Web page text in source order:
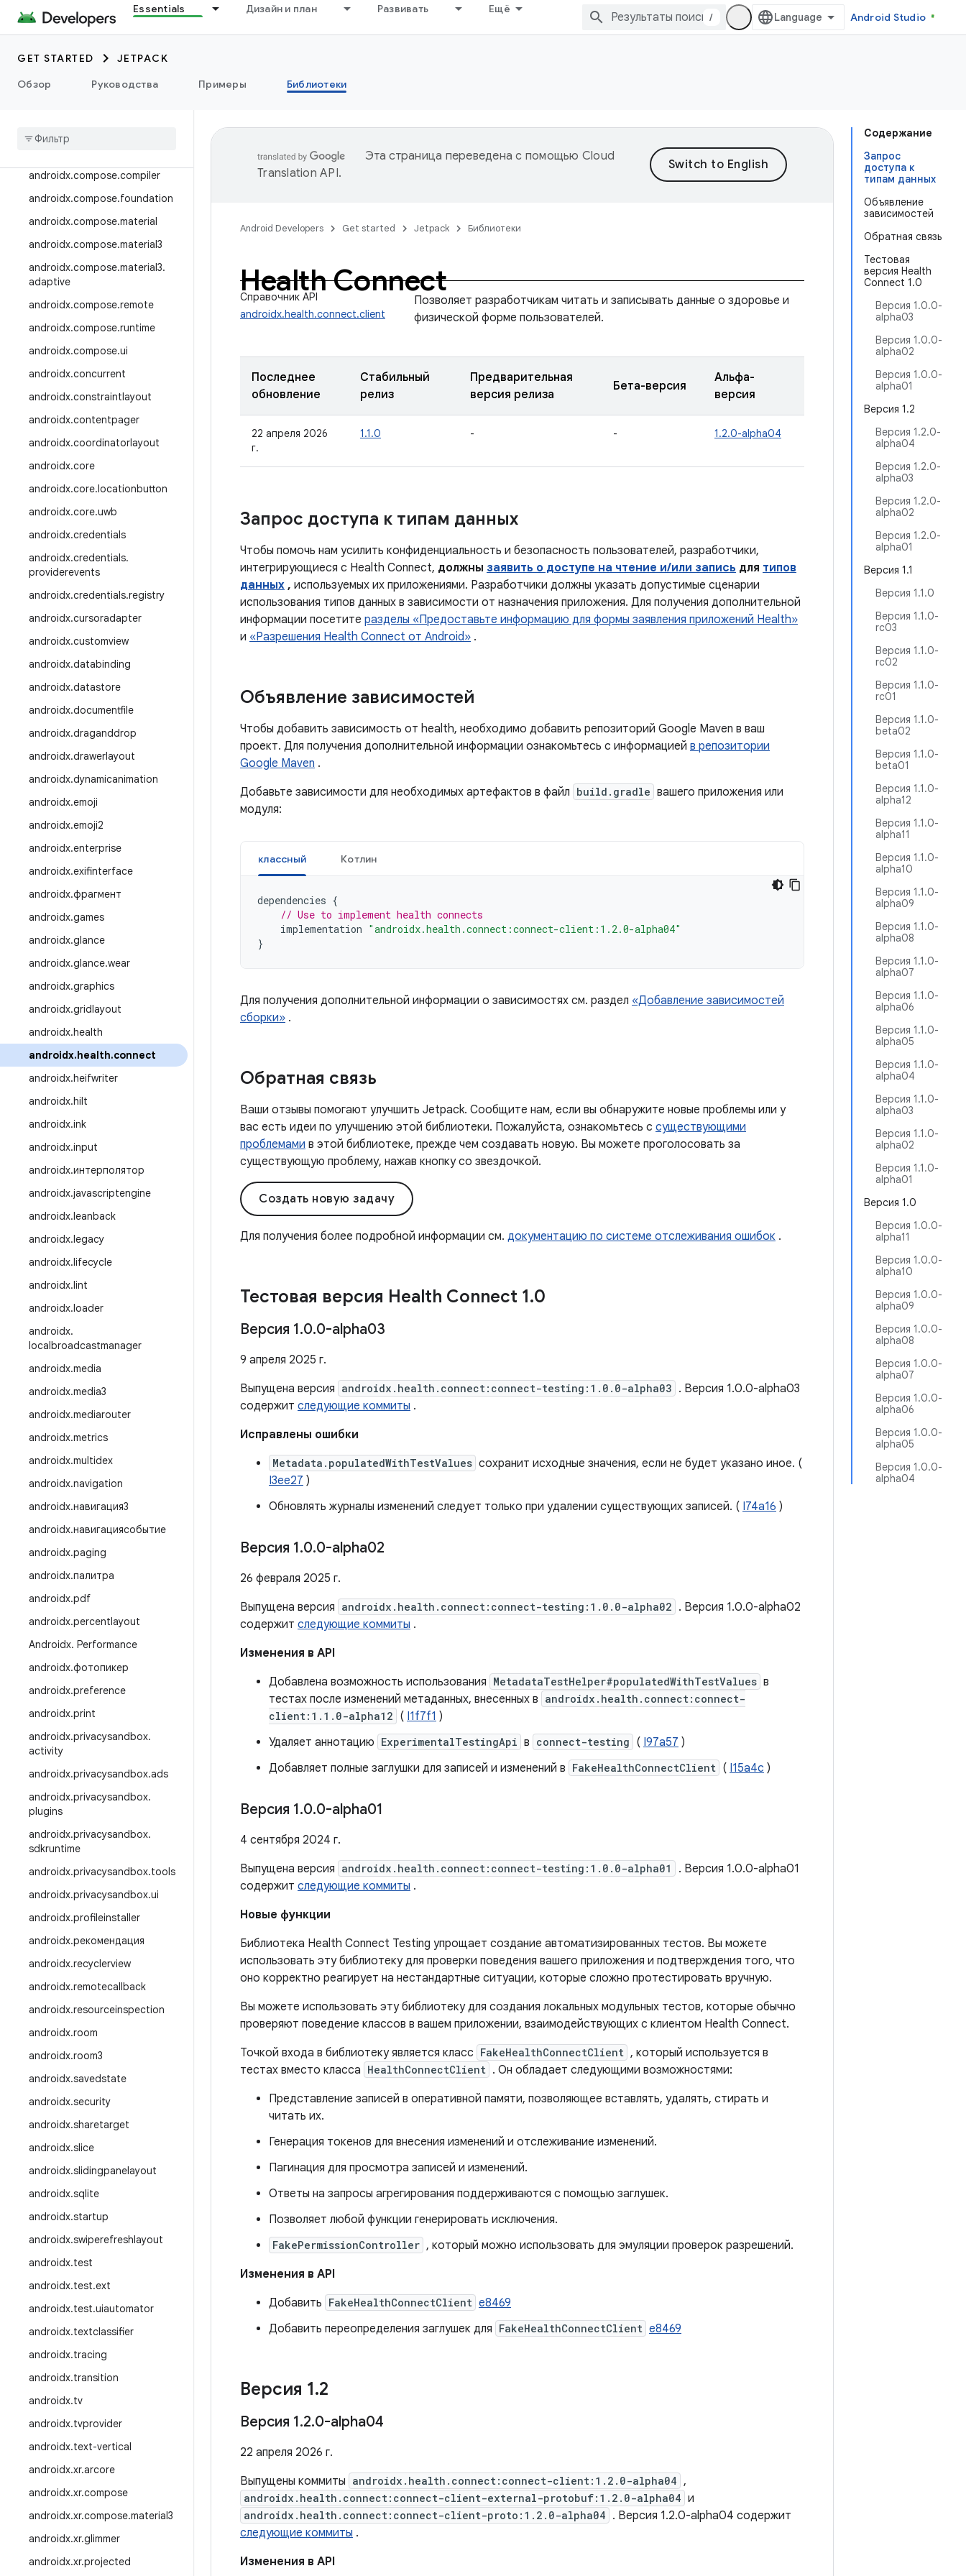
Essentials Дизайн и план Развивать Ещё
/ Android Studio
GET STARTED
JETPACK
Обзор
Руководства Примеры Библиотеки
androidx.camera.viewfinder
androidx.car
androidx.car.app
androidx.cardview
androidx.compose.compiler
androidx.compose.foundation
androidx.compose.material
androidx.compose.material3
androidx.compose.material3.
adaptive
androidx.compose.remote
androidx.compose.runtime
androidx.compose.ui
androidx.concurrent
androidx.constraintlayout
androidx.contentpager
androidx.coordinatorlayout
androidx.core
androidx.core.locationbutton
androidx.core.uwb
androidx.credentials
androidx.credentials.
providerevents
androidx.credentials.registry
androidx.cursoradapter
androidx.customview
androidx.databinding
androidx.datastore
androidx.documentfile
androidx.draganddrop
androidx.drawerlayout
androidx.dynamicanimation
androidx.emoji
androidx.emoji2
androidx.enterprise
androidx.exifinterface
androidx.фрагмент
androidx.games
androidx.glance
androidx.glance.wear
androidx.graphics
androidx.gridlayout
androidx.health
androidx.health.connect
androidx.heifwriter
androidx.hilt
androidx.ink
androidx.input
androidx.интерполятор
androidx.javascriptengine
androidx.leanback
androidx.legacy
androidx.lifecycle
androidx.lint
androidx.loader
androidx.
localbroadcastmanager
androidx.media
androidx.media3
androidx.mediarouter
androidx.metrics
androidx.multidex
androidx.navigation
androidx.навигация3
androidx.навигациясобытие
androidx.paging
androidx.палитра
androidx.pdf
androidx.percentlayout
Androidx. Performance
androidx.фотопикер
androidx.preference
androidx.print
androidx.privacysandbox.
activity
androidx.privacysandbox.ads
androidx.privacysandbox.
plugins
androidx.privacysandbox.
sdkruntime
androidx.privacysandbox.tools
androidx.privacysandbox.ui
androidx.profileinstaller
androidx.рекомендация
androidx.recyclerview
androidx.remotecallback
androidx.resourceinspection
androidx.room
androidx.room3
androidx.savedstate
androidx.security
androidx.sharetarget
androidx.slice
androidx.slidingpanelayout
androidx.sqlite
androidx.startup
androidx.swiperefreshlayout
androidx.test
androidx.test.ext
androidx.test.uiautomator
androidx.textclassifier
androidx.tracing
androidx.transition
androidx.tv
androidx.tvprovider
androidx.text-vertical
androidx.xr.arcore
androidx.xr.compose
androidx.xr.compose.material3
androidx.xr.glimmer
androidx.xr.projected
Содержание
Запрос
доступа к
типам данных
Объявление
зависимостей
Обратная связь
Тестовая
версия Health
Connect 1.0
Версия 1.0.0-
alpha03
Версия 1.0.0-
alpha02
Версия 1.0.0-
alpha01
Версия 1.2
Версия 1.2.0-
alpha04
Версия 1.2.0-
alpha03
Версия 1.2.0-
alpha02
Версия 1.2.0-
alpha01
Версия 1.1
Версия 1.1.0
Версия 1.1.0-
rc03
Версия 1.1.0-
rc02
Версия 1.1.0-
rc01
Версия 1.1.0-
beta02
Версия 1.1.0-
beta01
Версия 1.1.0-
alpha12
Версия 1.1.0-
alpha11
Версия 1.1.0-
alpha10
Версия 1.1.0-
alpha09
Версия 1.1.0-
alpha08
Версия 1.1.0-
alpha07
Версия 1.1.0-
alpha06
Версия 1.1.0-
alpha05
Версия 1.1.0-
alpha04
Версия 1.1.0-
alpha03
Версия 1.1.0-
alpha02
Версия 1.1.0-
alpha01
Версия 1.0
Версия 1.0.0-
alpha11
Версия 1.0.0-
alpha10
Версия 1.0.0-
alpha09
Версия 1.0.0-
alpha08
Версия 1.0.0-
alpha07
Версия 1.0.0-
alpha06
Версия 1.0.0-
alpha05
Версия 1.0.0-
alpha04
Эта страница переведена с помощью Cloud
Translation API.
Android Developers Get started Jetpack Библиотеки
Health Connect
Справочник API
androidx.health.connect.client
Позволяет разработчикам читать и записывать данные о здоровье и
физической форме пользователей.
Последнее
обновление
Стабильный
релиз
Предварительная
версия релиза
Бета-версия
Альфа-
версия
22 апреля 2026
г.
1.1.0 - - 1.2.0-alpha04
Запрос доступа к типам данных
Чтобы помочь нам усилить конфиденциальность и безопасность пользователей, разработчики,
интегрирующиеся с Health Connect, должны заявить о доступе на чтение и/или запись для типов
данных , используемых их приложениями. Разработчики должны указать допустимые сценарии
использования типов данных в зависимости от назначения приложения. Для получения дополнительной
информации посетите разделы «Предоставьте информацию для формы заявления приложений Health»
и «Разрешения Health Connect от Android» .
Объявление зависимостей
Чтобы добавить зависимость от health, необходимо добавить репозиторий Google Maven в ваш
проект. Для получения дополнительной информации ознакомьтесь с информацией в репозитории
Google Maven .
Добавьте зависимости для необходимых артефактов в файл build.gradle вашего приложения или
модуля:
классный Котлин
dependencies {
// Use to implement health connects
implementation "androidx.health.connect:connect-client:1.2.0-alpha04"
}
Для получения дополнительной информации о зависимостях см. раздел «Добавление зависимостей
сборки» .
Обратная связь
Ваши отзывы помогают улучшить Jetpack. Сообщите нам, если вы обнаружите новые проблемы или у
вас есть идеи по улучшению этой библиотеки. Пожалуйста, ознакомьтесь с существующими
проблемами в этой библиотеке, прежде чем создавать новую. Вы можете проголосовать за
существующую проблему, нажав кнопку со звездочкой.
Создать новую задачу
Для получения более подробной информации см. документацию по системе отслеживания ошибок .
Тестовая версия Health Connect 1.0
Версия 1.0.0-alpha03
9 апреля 2025 г.
Выпущена версия androidx.health.connect:connect-testing:1.0.0-alpha03 . Версия 1.0.0-alpha03
содержит следующие коммиты .
Исправлены ошибки
Metadata.populatedWithTestValues ​​сохранит исходные значения, если не будет указано иное. (
I3ee27 )
Обновлять журналы изменений следует только при удалении существующих записей. ( I74a16 )
Версия 1.0.0-alpha02
26 февраля 2025 г.
Выпущена версия androidx.health.connect:connect-testing:1.0.0-alpha02 . Версия 1.0.0-alpha02
содержит следующие коммиты .
Изменения в API
Добавлена ​​возможность использования MetadataTestHelper#populatedWithTestValues ​​в
тестах после изменений метаданных, внесенных в androidx.health.connect:connect-
client:1.1.0-alpha12 ( I1f7f1 )
Удаляет аннотацию ExperimentalTestingApi в connect-testing ( I97a57 )
Добавляет полные заглушки для записей и изменений в FakeHealthConnectClient ( I15a4c )
Версия 1.0.0-alpha01
4 сентября 2024 г.
Выпущена версия androidx.health.connect:connect-testing:1.0.0-alpha01
. Версия 1.0.0-alpha01
содержит следующие коммиты .
Новые функции
Библиотека Health Connect Testing упрощает создание автоматизированных тестов. Вы можете
использовать эту библиотеку для проверки поведения вашего приложения и подтверждения того, что
оно корректно реагирует на нестандартные ситуации, которые сложно протестировать вручную.
Вы можете использовать эту библиотеку для создания локальных модульных тестов, которые обычно
проверяют поведение классов в вашем приложении, взаимодействующих с клиентом Health Connect.
Точкой входа в библиотеку является класс FakeHealthConnectClient , который используется в
тестах вместо класса HealthConnectClient . Он обладает следующими возможностями:
Представление записей в оперативной памяти, позволяющее вставлять, удалять, стирать и
читать их.
Генерация токенов для внесения изменений и отслеживание изменений.
Пагинация для просмотра записей и изменений.
Ответы на запросы агрегирования поддерживаются с помощью заглушек.
Позволяет любой функции генерировать исключения.
FakePermissionController , который можно использовать для эмуляции проверок разрешений.
Изменения в API
Добавить FakeHealthConnectClient e8469
Добавить переопределения заглушек для FakeHealthConnectClient e8469
Версия 1.2
Версия 1.2.0-alpha04
22 апреля 2026 г.
Выпущены коммиты androidx.health.connect:connect-client:1.2.0-alpha04 ,
androidx.health.connect:connect-client-external-protobuf:1.2.0-alpha04 и
androidx.health.connect:connect-client-proto:1.2.0-alpha04 . Версия 1.2.0-alpha04 содержит
следующие коммиты .
Изменения в API